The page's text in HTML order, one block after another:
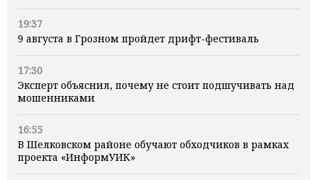
19:37
9 августа в Грозном пройдет дрифт-фестиваль
17:30
Эксперт объяснил, почему не стоит подшучивать над
мошенниками
16:55
В Шелковском районе обучают обходчиков в рамках
проекта «ИнформУИК»